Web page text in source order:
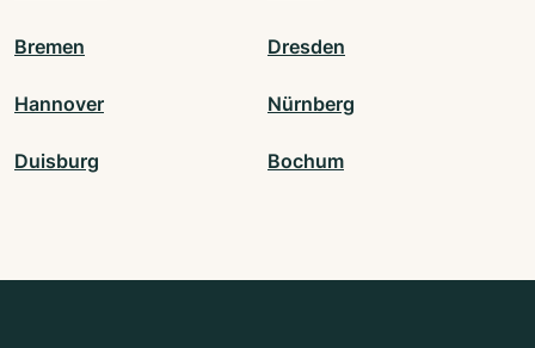
Bremen Dresden
Hannover Nürnberg
Duisburg Bochum